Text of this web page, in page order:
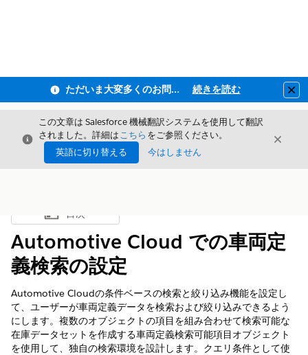
ただいま大変多くのお問い合わせをいただいており、ご連絡までにお時間を頂戴しております 続きを読む
閉じる
この文章は Salesforce 機械翻訳システムを使用して翻訳
されました。詳細はこちら をご参照ください。
英語に切り替える
今はしません
閉じる
目次を表示
目次
Automotive Cloud での車両定
義検索の設定
Automotive Cloudの条件ベースの検索と絞り込み機能を設定し
て、ユーザーが車両定義データを検索および絞り込みできるよう
にします。複数のオブジェクトの項目を組み合わせて検索可能な
在庫データセットを作成する車両定義検索可能項目オブジェクト
を使用して、独自の検索環境を設計します。クエリ条件として使